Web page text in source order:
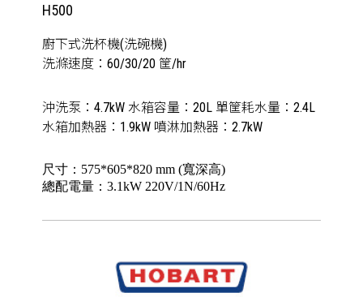
H500
廚下式洗杯機(洗碗機)
洗滌速度：60/30/20 筐/hr
沖洗泵：4.7kW 水箱容量：20L 單筐耗水量：2.4L
水箱加熱器：1.9kW 噴淋加熱器：2.7kW
尺寸：575*605*820 mm (寬深高)
總配電量：3.1kW 220V/1N/60Hz